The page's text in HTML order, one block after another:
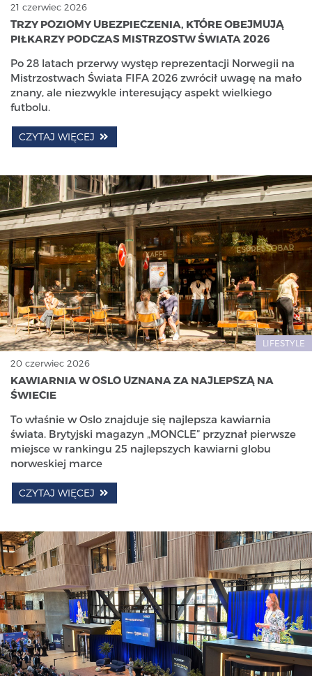
21 czerwiec 2026
TRZY POZIOMY UBEZPIECZENIA, KTÓRE OBEJMUJĄ
PIŁKARZY PODCZAS MISTRZOSTW ŚWIATA 2026
Po 28 latach przerwy występ reprezentacji Norwegii na
Mistrzostwach Świata FIFA 2026 zwrócił uwagę na mało
znany, ale niezwykle interesujący aspekt wielkiego
futbolu.
CZYTAJ WIĘCEJ
LIFESTYLE
20 czerwiec 2026
KAWIARNIA W OSLO UZNANA ZA NAJLEPSZĄ NA
ŚWIECIE
To właśnie w Oslo znajduje się najlepsza kawiarnia
świata. Brytyjski magazyn „MONCLE” przyznał pierwsze
miejsce w rankingu 25 najlepszych kawiarni globu
norweskiej marce
CZYTAJ WIĘCEJ